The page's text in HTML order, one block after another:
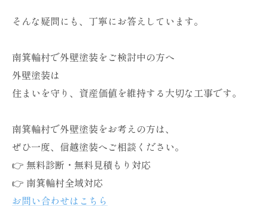
そんな疑問にも、丁寧にお答えしています。
南箕輪村で外壁塗装をご検討中の方へ
外壁塗装は
住まいを守り、資産価値を維持する大切な工事です。
南箕輪村で外壁塗装をお考えの方は、
ぜひ一度、信越塗装へご相談ください。
👉 無料診断・無料見積もり対応
👉 南箕輪村全域対応
お問い合わせはこちら